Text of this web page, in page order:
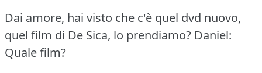
Dai amore, hai visto che c'è quel dvd nuovo,
quel film di De Sica, lo prendiamo? Daniel:
Quale film?